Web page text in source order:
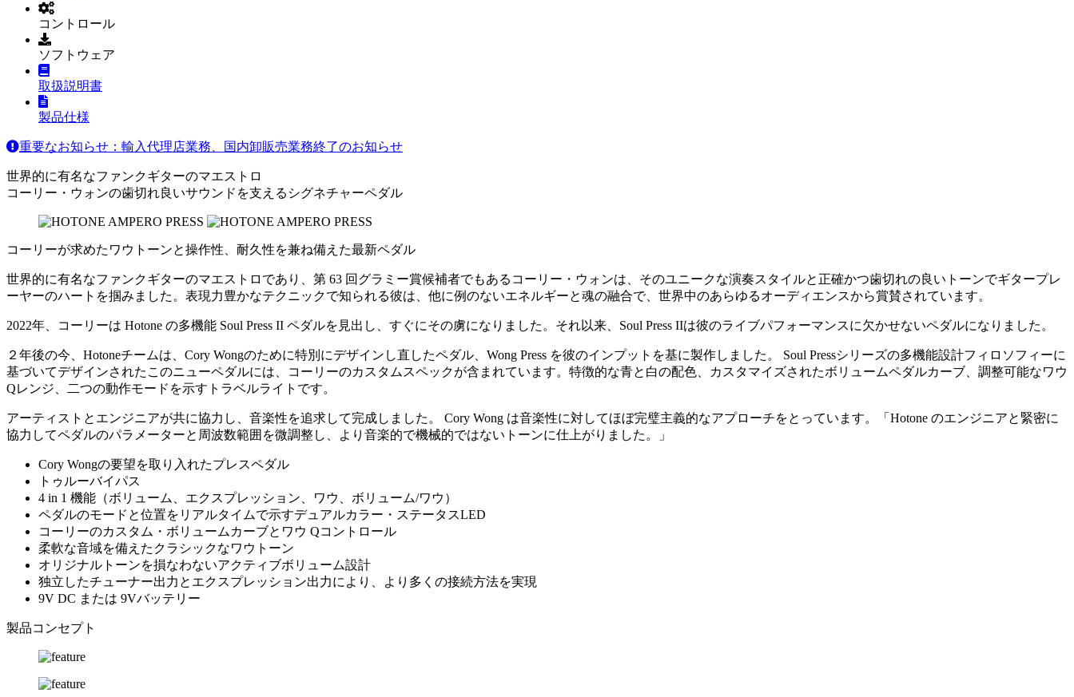
コントロール
ソフトウェア
取扱説明書
製品仕様
重要なお知らせ：輸入代理店業務、国内卸販売業務終了のお知らせ
世界的に有名なファンクギターのマエストロ
コーリー・ウォンの歯切れ良いサウンドを支えるシグネチャーペダル
コーリーが求めたワウトーンと操作性、耐久性を兼ね備えた最新ペダル
世界的に有名なファンクギターのマエストロであり、第 63 回グラミー賞候補者でもあるコーリー・ウォンは、そのユニークな演奏スタイルと正確かつ歯切れの良いトーンでギタープレ
ーヤーのハートを掴みました。表現力豊かなテクニックで知られる彼は、他に例のないエネルギーと魂の融合で、世界中のあらゆるオーディエンスから賞賛されています。
2022年、コーリーは Hotone の多機能 Soul Press II ペダルを見出し、すぐにその虜になりました。それ以来、Soul Press IIは彼のライブパフォーマンスに欠かせないペダルになりました。
２年後の今、Hotoneチームは、Cory Wongのために特別にデザインし直したペダル、Wong Press を彼のインプットを基に製作しました。 Soul Pressシリーズの多機能設計フィロソフィーに
基づいてデザインされたこのニューペダルには、コーリーのカスタムスペックが含まれています。特徴的な青と白の配色、カスタマイズされたボリュームペダルカーブ、調整可能なワウ
Qレンジ、二つの動作モードを示すトラベルライトです。
アーティストとエンジニアが共に協力し、音楽性を追求して完成しました。 Cory Wong は音楽性に対してほぼ完璧主義的なアプローチをとっています。「Hotone のエンジニアと緊密に
協力してペダルのパラメーターと周波数範囲を微調整し、より音楽的で機械的ではないトーンに仕上がりました。」
Cory Wongの要望を取り入れたプレスペダル
トゥルーバイパス
4 in 1 機能（ボリューム、エクスプレッション、ワウ、ボリューム/ワウ）
ペダルのモードと位置をリアルタイムで示すデュアルカラー・ステータスLED
コーリーのカスタム・ボリュームカーブとワウ Qコントロール
柔軟な音域を備えたクラシックなワウトーン
オリジナルトーンを損なわないアクティブボリューム設計
独立したチューナー出力とエクスプレッション出力により、より多くの接続方法を実現
9V DC または 9Vバッテリー
製品コンセプト